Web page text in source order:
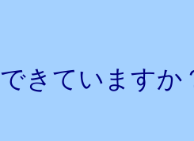
きていますか